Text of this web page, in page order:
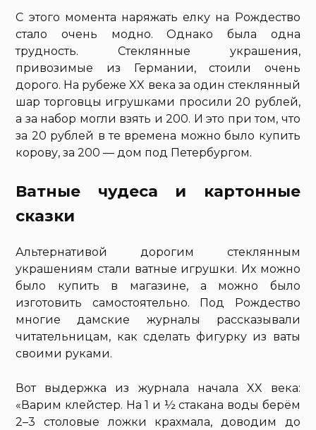
С этого момента наряжать елку на Рождество
стало очень модно. Однако была одна
трудность. Стеклянные украшения,
привозимые из Германии, стоили очень
дорого. На рубеже XX века за один стеклянный
шар торговцы игрушками просили 20 рублей,
а за набор могли взять и 200. И это при том, что
за 20 рублей в те времена можно было купить
корову, за 200 — дом под Петербургом.
Ватные чудеса и картонные
сказки
Альтернативой дорогим стеклянным
украшениям стали ватные игрушки. Их можно
было купить в магазине, а можно было
изготовить самостоятельно. Под Рождество
многие дамские журналы рассказывали
читательницам, как сделать фигурку из ваты
своими руками.
Вот выдержка из журнала начала XX века:
«Варим клейстер. На 1 и ½ стакана воды берём
2–3 столовые ложки крахмала, доводим до